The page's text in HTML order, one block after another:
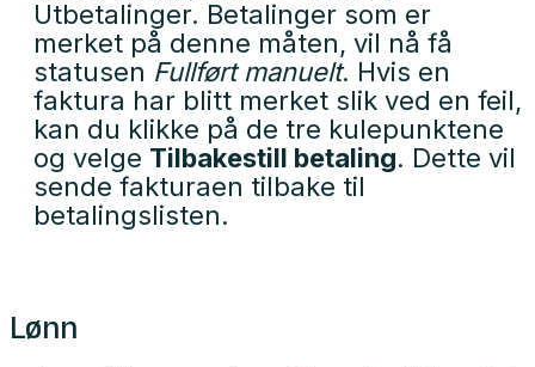
Utbetalinger. Betalinger som er
merket på denne måten, vil nå få
statusen Fullført manuelt. Hvis en
faktura har blitt merket slik ved en feil,
kan du klikke på de tre kulepunktene
og velge Tilbakestill betaling. Dette vil
sende fakturaen tilbake til
betalingslisten.
Lønn